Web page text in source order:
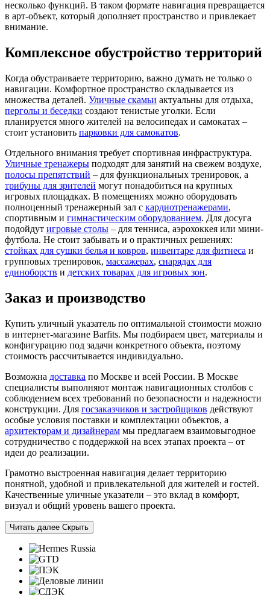
несколько функций. В таком формате навигация превращается
в арт-объект, который дополняет пространство и привлекает
внимание.
Комплексное обустройство территорий
Когда обустраиваете территорию, важно думать не только о
навигации. Комфортное пространство складывается из
множества деталей. Уличные скамьи актуальны для отдыха,
перголы и беседки создают тенистые уголки. Если
планируется много жителей на велосипедах и самокатах –
стоит установить парковки для самокатов.
Отдельного внимания требует спортивная инфраструктура.
Уличные тренажеры подходят для занятий на свежем воздухе,
полосы препятствий – для функциональных тренировок, а
трибуны для зрителей могут понадобиться на крупных
игровых площадках. В помещениях можно оборудовать
полноценный тренажерный зал с кардиотренажерами,
спортивным и гимнастическим оборудованием. Для досуга
подойдут игровые столы – для тенниса, аэрохоккея или мини-
футбола. Не стоит забывать и о практичных решениях:
стойках для сушки белья и ковров, инвентаре для фитнеса и
групповых тренировок, массажерах, снарядах для
единоборств и детских товарах для игровых зон.
Заказ и производство
Купить уличный указатель по оптимальной стоимости можно
в интернет-магазине Barfits. Мы подбираем цвет, материалы и
конфигурацию под задачи конкретного объекта, поэтому
стоимость рассчитывается индивидуально.
Возможна доставка по Москве и всей России. В Москве
специалисты выполняют монтаж навигационных столбов с
соблюдением всех требований по безопасности и надежности
конструкции. Для госзаказчиков и застройщиков действуют
особые условия поставки и комплектации объектов, а
архитекторам и дизайнерам мы предлагаем взаимовыгодное
сотрудничество с поддержкой на всех этапах проекта – от
идеи до реализации.
Грамотно выстроенная навигация делает территорию
понятной, удобной и привлекательной для жителей и гостей.
Качественные уличные указатели – это вклад в комфорт,
визуал и общий уровень вашего проекта.
Читать далее Скрыть